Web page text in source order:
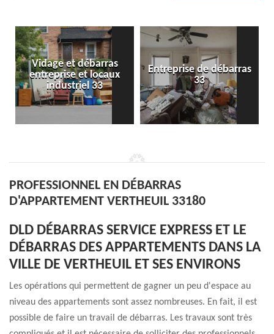
Entreprise de débarras
33
Débarras
d'appartement 33
PROFESSIONNEL EN DÉBARRAS
D'APPARTEMENT VERTHEUIL 33180
DLD DÉBARRAS SERVICE EXPRESS ET LE
DÉBARRAS DES APPARTEMENTS DANS LA
VILLE DE VERTHEUIL ET SES ENVIRONS
Les opérations qui permettent de gagner un peu d'espace au
niveau des appartements sont assez nombreuses. En fait, il est
possible de faire un travail de débarras. Les travaux sont très